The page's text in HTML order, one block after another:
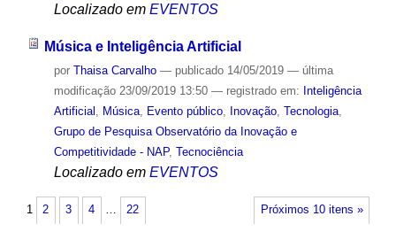
Localizado em EVENTOS
Música e Inteligência Artificial
por Thaisa Carvalho — publicado14/05/2019 — última
modificação23/09/2019 13:50 — registrado em: Inteligência
Artificial , Música, Evento público, Inovação, Tecnologia,
Grupo de Pesquisa Observatório da Inovação e
Competitividade - NAP, Tecnociência
Localizado em EVENTOS
Próximos 10 itens »
1 2 3 4 … 22